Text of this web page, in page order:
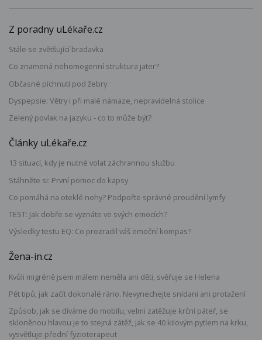
Z poradny uLékaře.cz
Stále se zvětšující bradavka
Co znamená nehomogenní struktura jater?
Občasné píchnutí pod žebry
Dyspepsie: Větry i při malé námaze, nepravidelná stolice
Zelený povlak na jazyku - co to může být?
Články uLékaře.cz
13 situací, kdy je nutné volat záchrannou službu
Stáhněte si: První pomoc do kapsy
Co pomáhá na oteklé nohy? Podpořte správné proudění lymfy
TEST: Jak dobře se vyznáte ve svých emocích?
Výsledky testu EQ: Co prozradil váš emoční kompas?
Žena-in.cz
Kvůli migréně jsem málem neměla ani děti, svěřuje se Helena
Pět tipů, jak začít dokonalé ráno. Nevynechejte snídani ani protažení
Způsob, jak se díváme do mobilu, velmi zatěžuje krční páteř, se
skloněnou hlavou je to stejná zátěž, jak se 40 kilovým pytlem na krku,
vysvětluje přední fyzioterapeut